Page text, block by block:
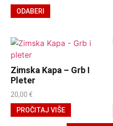
ODABERI
Zimska Kapa – Grb I
Pleter
20,00€
PROČITAJ VIŠE